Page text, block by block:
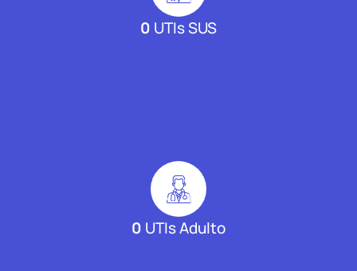
0 UTIs SUS
0 UTIs Adulto